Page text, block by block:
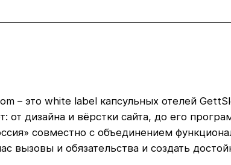
– это white label капсульных отелей
от дизайна и вёрстки сайта, до его
совместно с объединением
вызовы и обязательства и создать